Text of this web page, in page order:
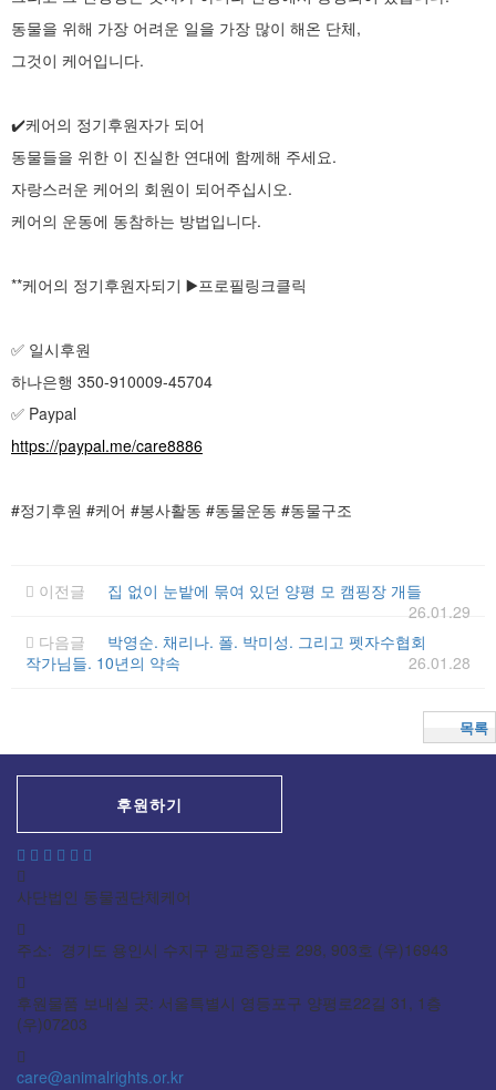
동물을 위해 가장 어려운 일을 가장 많이 해온 단체,
그것이 케어입니다.
✔️케어의 정기후원자가 되어
동물들을 위한 이 진실한 연대에 함께해 주세요.
자랑스러운 케어의 회원이 되어주십시오.
케어의 운동에 동참하는 방법입니다.
**케어의 정기후원자되기 ▶️프로필링크클릭
✅ 일시후원
하나은행 350-910009-45704
✅ Paypal
https://paypal.me/care8886
#정기후원 #케어 #봉사활동 #동물운동 #동물구조
이전글
집 없이 눈밭에 묶여 있던 양평 모 캠핑장 개들
26.01.29
다음글
박영순. 채리나. 폴. 박미성. 그리고 펫자수협회
작가님들. 10년의 약속
26.01.28
목록
후원하기
사단법인 동물권단체케어
주소: 경기도 용인시 수지구 광교중앙로 298, 903호 (우)16943
후원물품 보내실 곳: 서울특별시 영등포구 양평로22길 31, 1층
(우)07203
care@animalrights.or.kr